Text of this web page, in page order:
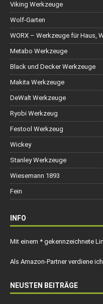
Viking Werkzeuge
Wolf-Garten
WORX – Werkzeuge für Haus,
Metabo Werkzeuge
Black und Decker Werkzeuge
Makita Werkzeuge
DeWalt Werkzeuge
Ryobi Werkzeug
Festool Werkzeug
Wickey
Stanley Werkzeuge
Wiesemann 1893
Fein
INFO
Mit einem * gekennzeichnete
Als Amazon-Partner verdiene
NEUSTEN BEITRÄGE